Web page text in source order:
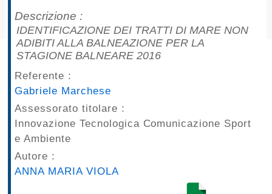
Report
pubblicazioni
Archivio
Documenti
Linee
Guida
Open
Descrizione :
IDENTIFICAZIONE DEI TRATTI DI MARE NON
ADIBITI ALLA BALNEAZIONE PER LA
STAGIONE BALNEARE 2016
Referente :
Gabriele Marchese
Assessorato titolare :
Innovazione Tecnologica Comunicazione Sport
e Ambiente
Autore :
ANNA MARIA VIOLA